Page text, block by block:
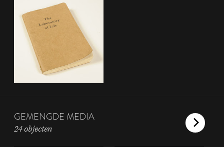
GEMENGDE MEDIA
24 objecten